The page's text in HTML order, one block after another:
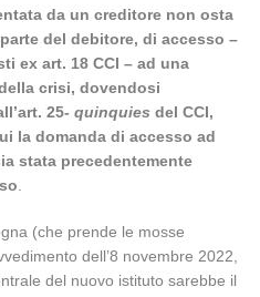
da un creditore non osta
del debitore, di accesso –
ex art. 18 CCI – ad una
crisi, dovendosi
25- quinquies del CCI,
la domanda di accesso ad
stata precedentemente
(che prende le mosse
dell’8 novembre 2022,
del nuovo istituto sarebbe il